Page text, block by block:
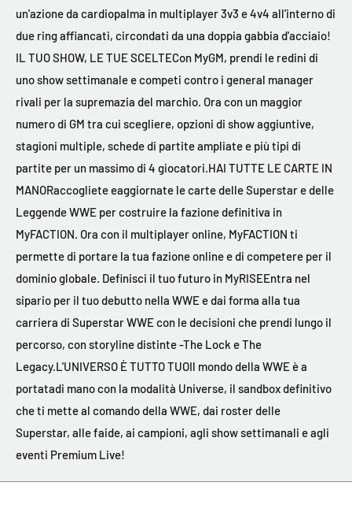
un'azione da cardiopalma in multiplayer 3v3 e 4v4 all'interno di
due ring affiancati, circondati da una doppia gabbia d'acciaio!
IL TUO SHOW, LE TUE SCELTECon MyGM, prendi le redini di
uno show settimanale e competi contro i general manager
rivali per la supremazia del marchio. Ora con un maggior
numero di GM tra cui scegliere, opzioni di show aggiuntive,
stagioni multiple, schede di partite ampliate e più tipi di
partite per un massimo di 4 giocatori.HAI TUTTE LE CARTE IN
MANORaccogliete eaggiornate le carte delle Superstar e delle
Leggende WWE per costruire la fazione definitiva in
MyFACTION. Ora con il multiplayer online, MyFACTION ti
permette di portare la tua fazione online e di competere per il
dominio globale. Definisci il tuo futuro in MyRISEEntra nel
sipario per il tuo debutto nella WWE e dai forma alla tua
carriera di Superstar WWE con le decisioni che prendi lungo il
percorso, con storyline distinte -The Lock e The
Legacy.L'UNIVERSO È TUTTO TUOIl mondo della WWE è a
portatadi mano con la modalità Universe, il sandbox definitivo
che ti mette al comando della WWE, dai roster delle
Superstar, alle faide, ai campioni, agli show settimanali e agli
eventi Premium Live!